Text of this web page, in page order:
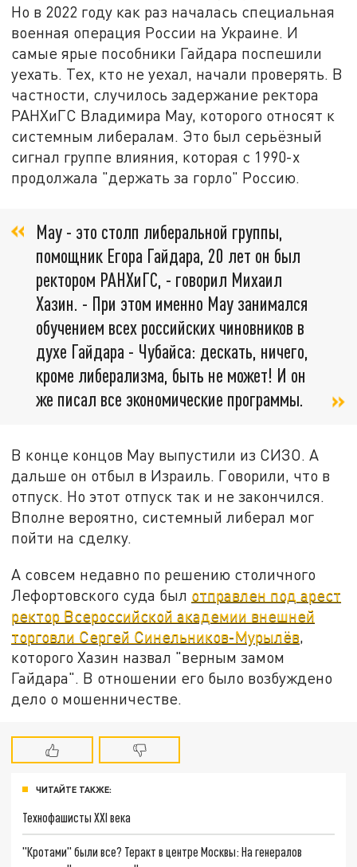
Но в 2022 году как раз началась специальная
военная операция России на Украине. И
самые ярые пособники Гайдара поспешили
уехать. Тех, кто не уехал, начали проверять. В
частности, случилось задержание ректора
РАНХиГС Владимира Мау, которого относят к
системным либералам. Это был серьёзный
сигнал группе влияния, которая с 1990-х
продолжала "держать за горло" Россию.
Мау - это столп либеральной группы,
помощник Егора Гайдара, 20 лет он был
ректором РАНХиГС, - говорил Михаил
Хазин. - При этом именно Мау занимался
обучением всех российских чиновников в
духе Гайдара - Чубайса: дескать, ничего,
кроме либерализма, быть не может! И он
же писал все экономические программы.
В конце концов Мау выпустили из СИЗО. А
дальше он отбыл в Израиль. Говорили, что в
отпуск. Но этот отпуск так и не закончился.
Вполне вероятно, системный либерал мог
пойти на сделку.
А совсем недавно по решению столичного
Лефортовского суда был отправлен под арест
ректор Всероссийской академии внешней
торговли Сергей Синельников-Мурылёв
которого Хазин назвал "верным замом
Гайдара". В отношении его было возбуждено
дело о мошенничестве.
ЧИТАЙТЕ ТАКЖЕ:
Технофашисты XXI века
"Кротами" были все? Теракт в центре Москвы: На генералов